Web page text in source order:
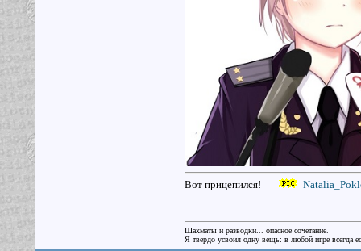
Вот прицепился!
Шахматы и разводки... опасное сочетание.
Я твердо усвоил одну вещь: в любой игре всегда